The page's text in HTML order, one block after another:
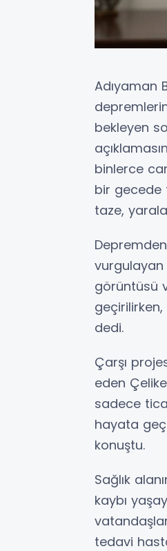
Adıyaman
bekleyen
binlerce
bir gecede
taze,
vurgulayan
görüntüsü
dedi.
Çarşı
eden
sadece
hayata
konuştu.
Sağlık
kaybı
tedavi